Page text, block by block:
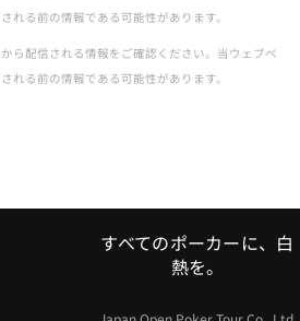
れる前の情報である可能性があります。
ら配信される情報をご確認ください。当ウェブペ
れる前の情報である可能性があります。
すべてのポーカーに、白
熱を。